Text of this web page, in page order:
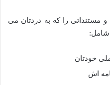
و مستنداتی را که به دردتان می
شامل:
خودتان
اش